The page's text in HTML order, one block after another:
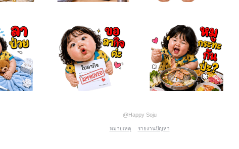
@Happy Soju
หมายเหตุ รายงานปัญหา